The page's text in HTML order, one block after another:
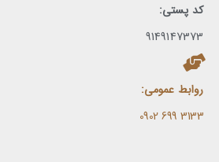
کد پستی:
9149147373
روابط عمومی:
3133 699 0902​